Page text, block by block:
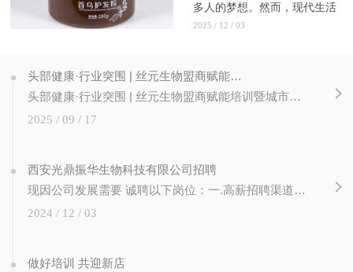
多人的梦想。然而，现代生活
的压...
2025 / 12 / 03
头部健康·行业突围 | 丝元生物盟商赋能培训暨城市合伙人计划圆满成功！
头部健康·行业突围 | 丝元生物盟商赋能培训暨城市合伙人计划圆满成功！ 赋能新篇章，合伙创未来 近日，丝元生物成功举办 【头部健康 行业突围】 盟商赋能培训暨城市合伙人计划启动仪式。本次大会旨在通过专业培训、政策发布与深度交流， 提升加盟商经营能力，并正式启动城市合伙人计划，为公司渠道扩张与...
2025 / 09 / 17
西安光鼎振华生物科技有限公司招聘
现因公司发展需要 诚聘以下岗位：一.高薪招聘渠道经理3人（10K -15K）岗位职责：1. 负责公司营销推广渠道（美业门店、类美业门店、非美业资源等）的发展、推广、维护及管理；2. 市场开发：根据销售计划，制订市场开发的计划，拜访挖掘、推广渠道、完成公司任务；3. 客户维护：负责所辖客户的日常维护，收集客户意见。 二....
2024 / 12 / 03
做好培训 共迎新店